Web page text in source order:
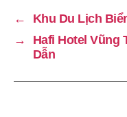
←
Khu Du Lịch
→
Hafi Hotel Vũng
Dẫn